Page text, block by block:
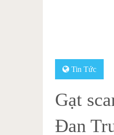
Tin Tức
Gạt
Đan